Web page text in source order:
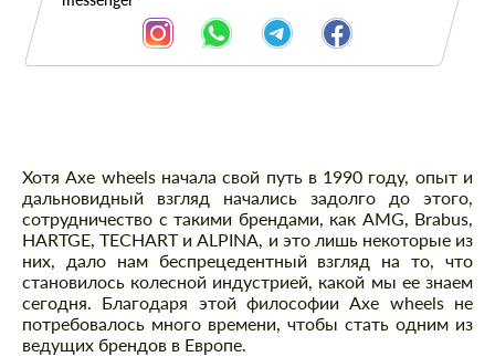
Описание
Хотя Axe wheels начала свой путь в 1990 году, опыт и
дальновидный взгляд начались задолго до этого,
сотрудничество с такими брендами, как AMG, Brabus,
HARTGE, TECHART и ALPINA, и это лишь некоторые из
них, дало нам беспрецедентный взгляд на то, что
становилось колесной индустрией, какой мы ее знаем
сегодня. Благодаря этой философии Axe wheels не
потребовалось много времени, чтобы стать одним из
ведущих брендов в Европе.